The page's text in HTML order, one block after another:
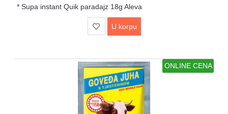
* Supa instant Quik paradajz 18g Aleva
U korpu
ONLINE CENA